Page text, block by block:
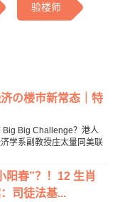
验楼师
の楼巿新常态｜特
Big Big Challenge？港人
学系副教授庄太量同美联
阳春”？！12 生肖
司徒法基...